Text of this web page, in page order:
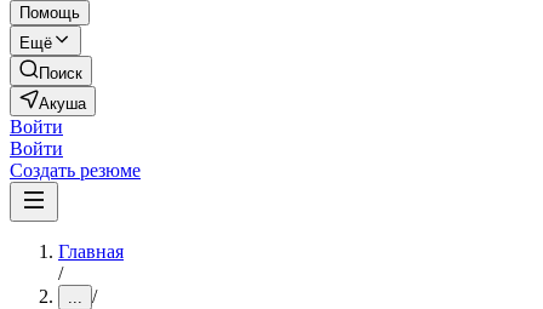
Помощь
Ещё
Поиск
Акуша
Войти
Войти
Создать резюме
Главная
/
... /